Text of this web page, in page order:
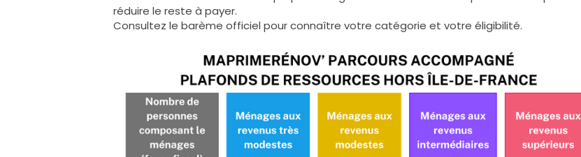
réduire le reste à payer.
Consultez le barème officiel pour connaître votre catégorie et votre éligibilité.